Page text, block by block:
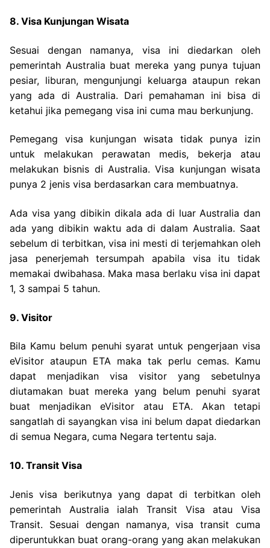
8. Visa Kunjungan Wisata
Sesuai dengan namanya, visa ini diedarkan oleh
pemerintah Australia buat mereka yang punya tujuan
pesiar, liburan, mengunjungi keluarga ataupun rekan
yang ada di Australia. Dari pemahaman ini bisa di
ketahui jika pemegang visa ini cuma mau berkunjung.
Pemegang visa kunjungan wisata tidak punya izin
untuk melakukan perawatan medis, bekerja atau
melakukan bisnis di Australia. Visa kunjungan wisata
punya 2 jenis visa berdasarkan cara membuatnya.
Ada visa yang dibikin dikala ada di luar Australia dan
ada yang dibikin waktu ada di dalam Australia. Saat
sebelum di terbitkan, visa ini mesti di terjemahkan oleh
jasa penerjemah tersumpah apabila visa itu tidak
memakai dwibahasa. Maka masa berlaku visa ini dapat
1, 3 sampai 5 tahun.
9. Visitor
Bila Kamu belum penuhi syarat untuk pengerjaan visa
eVisitor ataupun ETA maka tak perlu cemas. Kamu
dapat menjadikan visa visitor yang sebetulnya
diutamakan buat mereka yang belum penuhi syarat
buat menjadikan eVisitor atau ETA. Akan tetapi
sangatlah di sayangkan visa ini belum dapat diedarkan
di semua Negara, cuma Negara tertentu saja.
10. Transit Visa
Jenis visa berikutnya yang dapat di terbitkan oleh
pemerintah Australia ialah Transit Visa atau Visa
Transit. Sesuai dengan namanya, visa transit cuma
diperuntukkan buat orang-orang yang akan melakukan